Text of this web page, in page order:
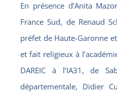
En présence d’Anita
France Sud, de Renaud
préfet de Haute-Garonne
et fait religieux à
DAREIC à l’IA31, de
départementale, Didier